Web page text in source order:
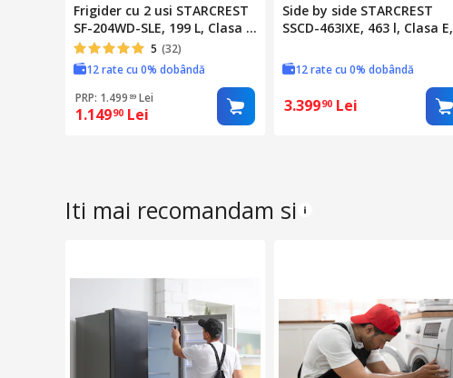
Frigider cu 2 usi STARCREST
SF-204WD-SLE, 199 L, Clasa E,
Dozator Apa, Iluminare LED,
Termostat Ajustabil, Usi
reversibile, H 143 cm,
Argintiu
5 (32)
12 rate cu 0% dobândă
PRP: 1.499 89 Lei
1.14990 Lei
Side by side STARCREST
SSCD-463IXE, 463 l, Clasa E,
Inverter, Display digital,
Compartiment convertibil
81 l, H 192 cm, Inox
12 rate cu 0% dobândă
3.39990 Lei
Iti mai recomandam si